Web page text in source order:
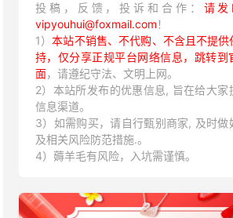
投稿，反馈，投诉和合作： 请
vipyouhui@foxmail.com！
1）本站不销售、不代购、不含且不提供
持，仅分享正规平台网络信息，跳转到
面，请遵纪守法、文明上网。
2）本站所发布的优惠信息, 旨在给大家
信息渠道。
3）如需购买，请自行甄别商家, 及时做
及相关风险防范措施.。
4）薅羊毛有风险，入坑需谨慎。